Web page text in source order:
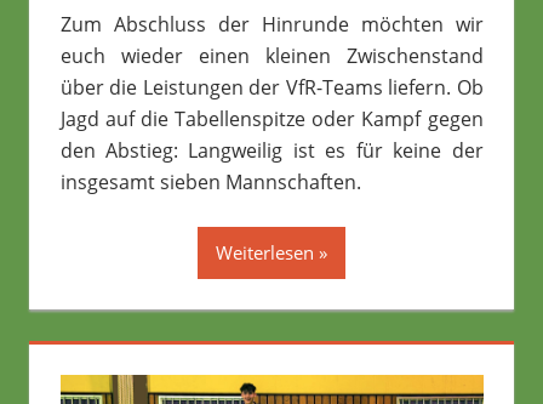
Zum Abschluss der Hinrunde möchten wir
euch wieder einen kleinen Zwischenstand
über die Leistungen der VfR-Teams liefern. Ob
Jagd auf die Tabellenspitze oder Kampf gegen
den Abstieg: Langweilig ist es für keine der
insgesamt sieben Mannschaften.
Weiterlesen